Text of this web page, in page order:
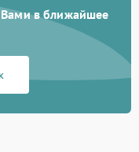
Вами в ближайшее